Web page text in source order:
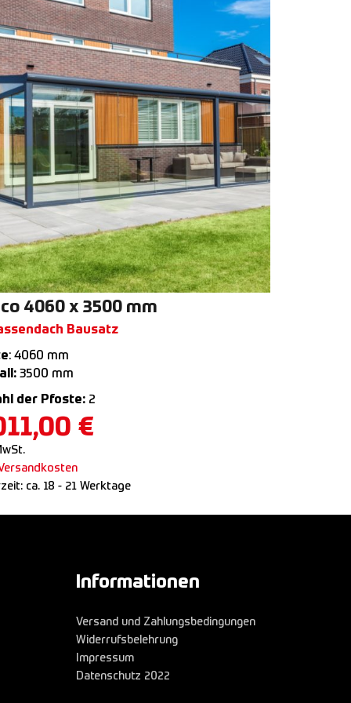
4060 x 3500 mm
Bausatz
: 4060 mm
3500 mm
der Pfoste:2
€
ca. 18 - 21 Werktage
Informationen
Versand und Zahlungsbedingungen
Widerrufsbelehrung
Impressum
Datenschutz 2022